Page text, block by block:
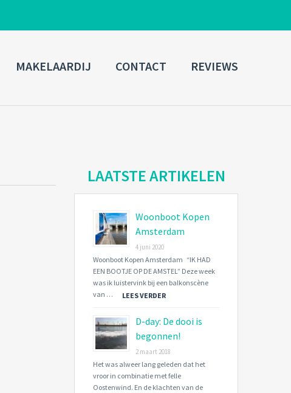
Username
Connect with:
Forgot
password? SIGN IN
Remember me
MAKELAARDIJ CONTACT REVIEWS
LAATSTE ARTIKELEN
Woonboot Kopen
Amsterdam
4 juni 2020
Woonboot Kopen Amsterdam “IK HAD
EEN BOOTJE OP DE AMSTEL” Deze week
was ik luistervink bij een balkonscène
van …
LEES VERDER
D-day: De dooi is
begonnen!
2 maart 2018
Het was alweer lang geleden dat het
vroor in combinatie met felle
Oostenwind. En de klachten van de